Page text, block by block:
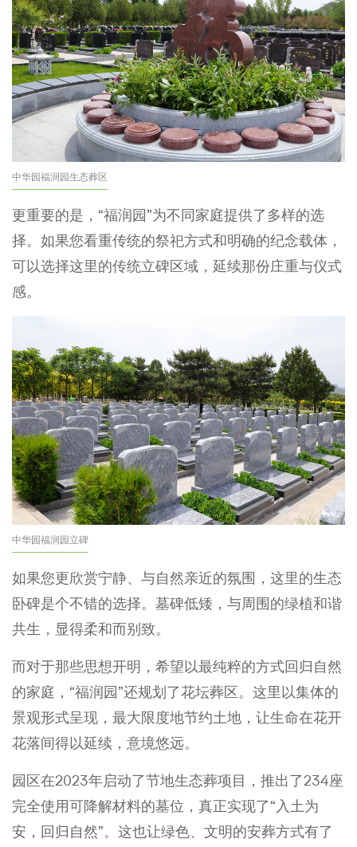
中华园福润园生态葬区
更重要的是，“福润园”为不同家庭提供了多样的选
择。如果您看重传统的祭祀方式和明确的纪念载体，
可以选择这里的传统立碑区域，延续那份庄重与仪式
感。
中华园福润园立碑
如果您更欣赏宁静、与自然亲近的氛围，这里的生态
卧碑是个不错的选择。墓碑低矮，与周围的绿植和谐
共生，显得柔和而别致。
而对于那些思想开明，希望以最纯粹的方式回归自然
的家庭，“福润园”还规划了花坛葬区。这里以集体的
景观形式呈现，最大限度地节约土地，让生命在花开
花落间得以延续，意境悠远。
园区在2023年启动了节地生态葬项目，推出了234座
完全使用可降解材料的墓位，真正实现了“入土为
安，回归自然”。这也让绿色、文明的安葬方式有了